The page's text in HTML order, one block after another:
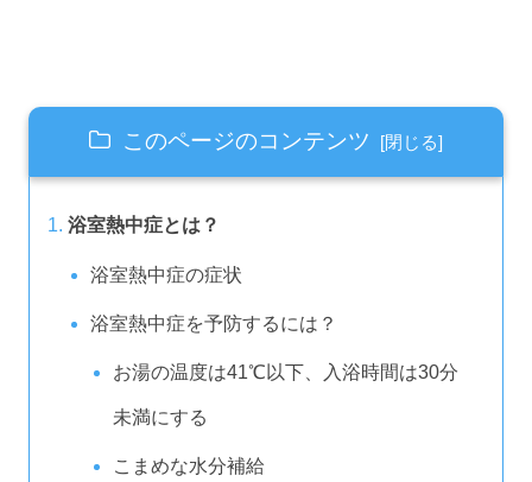
このページのコンテンツ
浴室熱中症とは？
浴室熱中症の症状
浴室熱中症を予防するには？
お湯の温度は41℃以下、入浴時間は30分
未満にする
こまめな水分補給